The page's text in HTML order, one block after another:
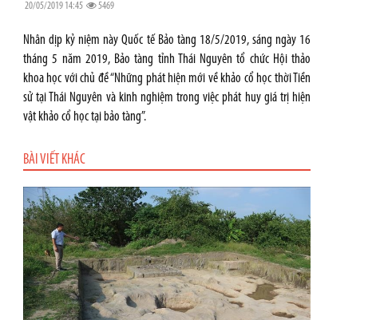
20/05/2019 14:45 5469
Nhân dịp kỷ niệm này Quốc tế Bảo tàng 18/5/2019, sáng ngày 16
tháng 5 năm 2019, Bảo tàng tỉnh Thái Nguyên tổ chức Hội thảo
khoa học với chủ đề “Những phát hiện mới về khảo cổ học thời Tiền
sử tại Thái Nguyên và kinh nghiệm trong việc phát huy giá trị hiện
vật khảo cổ học tại bảo tàng”.
BÀI VIẾT KHÁC